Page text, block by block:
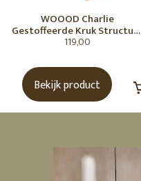
WOOOD Charlie
Gestoffeerde Kruk Structuur
Stof Karamelbruin [Fsc]
119,00
Bekijk product